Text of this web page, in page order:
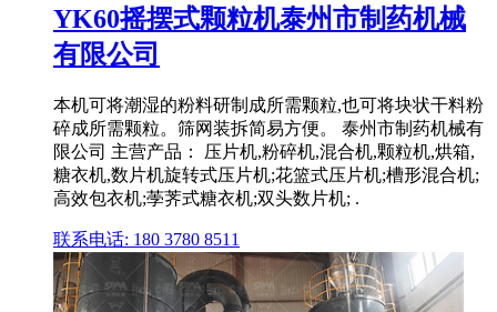
YK60摇摆式颗粒机泰州市制药机械
有限公司
本机可将潮湿的粉料研制成所需颗粒,也可将块状干料粉
碎成所需颗粒。筛网装拆简易方便。 泰州市制药机械有
限公司 主营产品： 压片机,粉碎机,混合机,颗粒机,烘箱,
糖衣机,数片机旋转式压片机;花篮式压片机;槽形混合机;
高效包衣机;荸荠式糖衣机;双头数片机; .
联系电话: 180 3780 8511